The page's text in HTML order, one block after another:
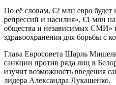
По её словам, €2 млн евро будет
репрессий и насилия», €1 млн
общества и независимых СМИ»
здравоохранения для борьбы с
Глава Евросовета Шарль
санкции против ряда лиц в
изучит возможность введения
лидера Александра Лукашенко.